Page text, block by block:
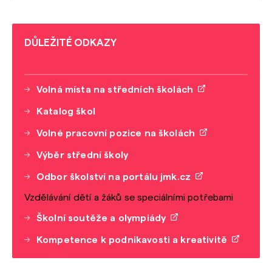
DŮLEŽITÉ ODKAZY
Volná místa na středních školách
Katalog škol
Volné pracovní pozice na školách
Výběr střední školy
Odbor školství na portálu jmk.cz
Vzdělávání dětí a žáků se speciálními potřebami
Školní soutěže a olympiády
Kompetence k podnikavosti a kreativitě